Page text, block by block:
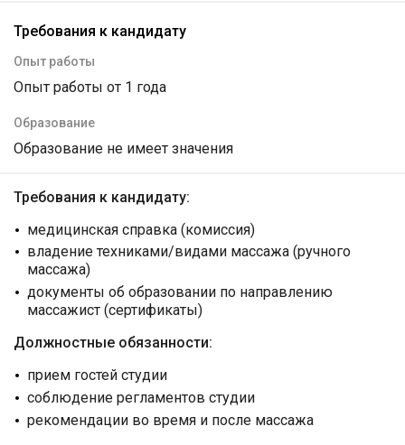
Требования к кандидату
Опыт работы
Опыт работы от 1 года
Образование
Образование не имеет значения
Требования к кандидату:
медицинская справка (комиссия)
владение техниками/видами массажа (ручного
массажа)
документы об образовании по направлению
массажист (сертификаты)
Должностные обязанности:
прием гостей студии
соблюдение регламентов студии
рекомендации во время и после массажа